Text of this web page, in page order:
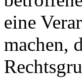
eine
machen,